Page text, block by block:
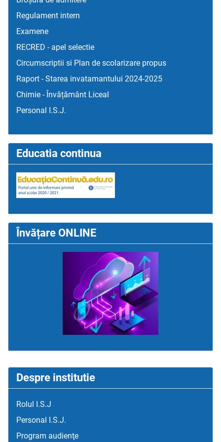
Despre institutie
Rolul I.S.J
Personal I.S.J.
Program audienţe
Regulament intern
Examene
RECRED - apel selectie
Circumscriptii si Plan de scolarizare propus
Raport - Starea invatamantului 2024-2025
Chimie - Învățământ Liceal
Personal I.S.J.
Educatia continua
Învățare ONLINE